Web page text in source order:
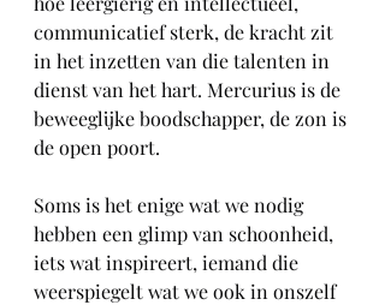
communicatief sterk, de kracht zit
in het inzetten van die talenten in
dienst van het hart. Mercurius is de
beweeglijke boodschapper, de zon is
de open poort.
Soms is het enige wat we nodig
hebben een glimp van schoonheid,
iets wat inspireert, iemand die
weerspiegelt wat we ook in onszelf